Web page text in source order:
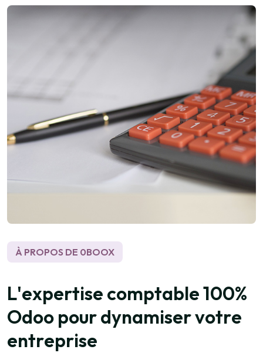
À PROPOS DE 0BOOX
L'expertise comptable100%
Odoo pourdynamiservotre
entreprise